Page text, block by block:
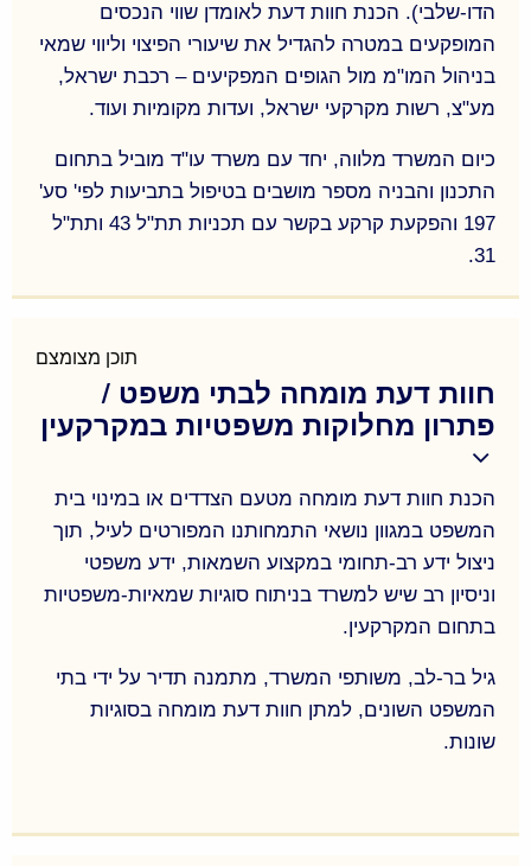
הדו-שלבי). הכנת חוות דעת לאומדן שווי הנכסים
המופקעים במטרה להגדיל את שיעורי הפיצוי וליווי שמאי
בניהול המו"מ מול הגופים המפקיעים – רכבת ישראל,
מע"צ, רשות מקרקעי ישראל, ועדות מקומיות ועוד.
כיום המשרד מלווה, יחד עם משרד עו"ד מוביל בתחום
התכנון והבניה מספר מושבים בטיפול בתביעות לפי' סע'
197 והפקעת קרקע בקשר עם תכניות תת"ל 43 ותת"ל
31.
בעקבות אישור תכניות פוגעות, כמו תכניות לשינוי ייעוד
המשפיעות על הנכס עצמו או על נכסים גובלים, תכניות
לסלילת כבישים, ועוד….
פיצויי הפקעה- ליווי שמאי של בעלי זכויות הנפגעים
מהפקעת קרקעות מכל הסוגים, לעתים יחד ובהמשך
לתביעות ירידת ערך לפי 197 (כחלק מההליך
הדו-שלבי). הכנת חוות דעת לאומדן שווי הנכסים
המופקעים במטרה להגדיל את שיעורי הפיצוי וליווי שמאי
בניהול המו"מ מול הגופים המפקיעים – רכבת ישראל,
תוכן מצומצם
חוות דעת מומחה לבתי משפט /
פתרון מחלוקות משפטיות במקרקעין
הכנת חוות דעת מומחה מטעם הצדדים או במינוי בית
המשפט במגוון נושאי התמחותנו המפורטים לעיל, תוך
ניצול ידע רב-תחומי במקצוע השמאות, ידע משפטי
וניסיון רב שיש למשרד בניתוח סוגיות שמאיות-משפטיות
בתחום המקרקעין.
גיל בר-לב, משותפי המשרד, מתמנה תדיר על ידי בתי
המשפט השונים, למתן חוות דעת מומחה בסוגיות
שונות.